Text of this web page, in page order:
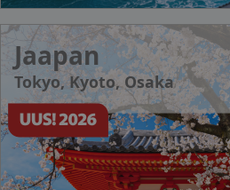
Jaapan
Tokyo, Kyoto, Osaka